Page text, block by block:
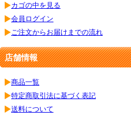
カゴの中を見る
会員ログイン
ご注文からお届けまでの流れ
店舗情報
商品一覧
特定商取引法に基づく表記
送料について